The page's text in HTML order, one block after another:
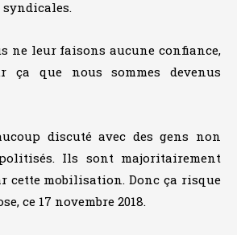
ne leur faisons aucune confiance,
ça que nous sommes devenus
discuté avec des gens non
Ils sont majoritairement
cette mobilisation. Donc ça risque
ce 17 novembre 2018.